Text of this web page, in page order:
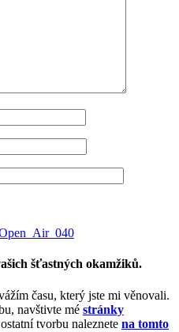
šťastných okamžiků.
času, který jste mi věnovali.
navštivte mé stránky
tvorbu naleznete na tomto